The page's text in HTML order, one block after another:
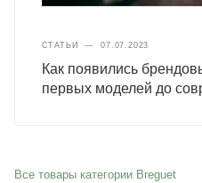
СТАТЬИ — 07.07.2023
Как появились
первых моделей до
Все товары категории Breguet